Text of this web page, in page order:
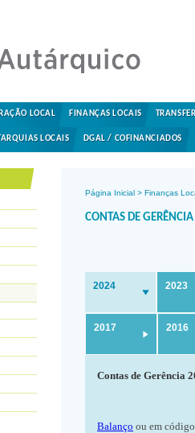
LOCAL FINANÇAS LOCAIS
LOCAIS DGAL / COFINANCIADOS
Página Inicial > Finanças
CONTAS DE
2024 2023
2017 2016
Contas de Gerência
Balanço ou em